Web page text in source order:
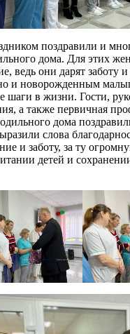
поздравили и
дома. Для этих
ведь они дарят заботу
и новорожденным
шаги в жизни. Гости,
а также первичная
дома
слова
и заботу, за ту
детей и